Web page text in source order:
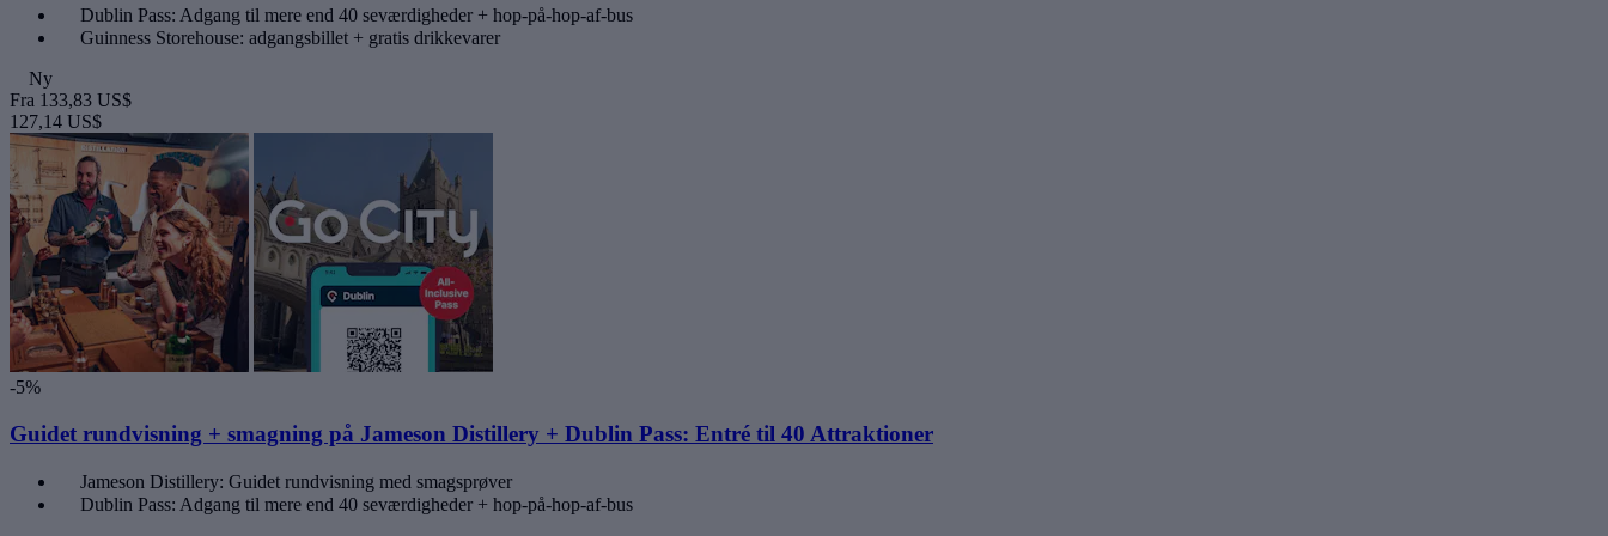
Dublin Pass: Adgang til mere end 40 seværdigheder + hop-på-hop-af-bus
Guinness Storehouse: adgangsbillet + gratis drikkevarer
Ny
Fra 133,83 US$
127,14 US$
-5%
Guidet rundvisning + smagning på Jameson Distillery + Dublin Pass: Entré til 40 Attraktioner
Jameson Distillery: Guidet rundvisning med smagsprøver
Dublin Pass: Adgang til mere end 40 seværdigheder + hop-på-hop-af-bus